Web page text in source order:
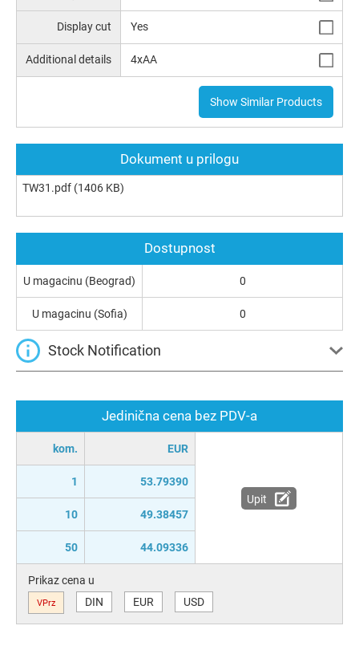
Display cut Yes
Additional details 4xAA
Show Similar Products
Dokument u prilogu
TW31.pdf (1406 KB)
Jedinična cena bez PDV-a
kom. EUR
1 53.79390
10 49.38457
50 44.09336
Upit
Prikaz cena u
VPrz DIN EUR USD
Dostupnost
U magacinu (Beograd) 0
U magacinu (Sofia) 0
Stock Notification